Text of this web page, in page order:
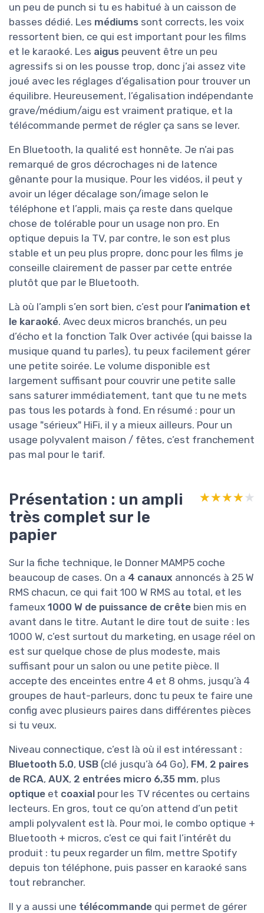
un peu de punch si tu es habitué à un caisson de
basses dédié. Les médiums sont corrects, les voix
ressortent bien, ce qui est important pour les films
et le karaoké. Les aigus peuvent être un peu
agressifs si on les pousse trop, donc j’ai assez vite
joué avec les réglages d’égalisation pour trouver un
équilibre. Heureusement, l’égalisation indépendante
grave/médium/aigu est vraiment pratique, et la
télécommande permet de régler ça sans se lever.
En Bluetooth, la qualité est honnête. Je n’ai pas
remarqué de gros décrochages ni de latence
gênante pour la musique. Pour les vidéos, il peut y
avoir un léger décalage son/image selon le
téléphone et l’appli, mais ça reste dans quelque
chose de tolérable pour un usage non pro. En
optique depuis la TV, par contre, le son est plus
stable et un peu plus propre, donc pour les films je
conseille clairement de passer par cette entrée
plutôt que par le Bluetooth.
Là où l’ampli s’en sort bien, c’est pour l’animation et
le karaoké. Avec deux micros branchés, un peu
d’écho et la fonction Talk Over activée (qui baisse la
musique quand tu parles), tu peux facilement gérer
une petite soirée. Le volume disponible est
largement suffisant pour couvrir une petite salle
sans saturer immédiatement, tant que tu ne mets
pas tous les potards à fond. En résumé : pour un
usage "sérieux" HiFi, il y a mieux ailleurs. Pour un
usage polyvalent maison / fêtes, c’est franchement
pas mal pour le tarif.
Présentation : un ampli
très complet sur le
papier
★★★★★
★★★★★
Sur la fiche technique, le Donner MAMP5 coche
beaucoup de cases. On a 4 canaux annoncés à 25 W
RMS chacun, ce qui fait 100 W RMS au total, et les
fameux 1000 W de puissance de crête bien mis en
avant dans le titre. Autant le dire tout de suite : les
1000 W, c’est surtout du marketing, en usage réel on
est sur quelque chose de plus modeste, mais
suffisant pour un salon ou une petite pièce. Il
accepte des enceintes entre 4 et 8 ohms, jusqu’à 4
groupes de haut-parleurs, donc tu peux te faire une
config avec plusieurs paires dans différentes pièces
si tu veux.
Niveau connectique, c’est là où il est intéressant :
Bluetooth 5.0, USB (clé jusqu’à 64 Go), FM, 2 paires
de RCA, AUX, 2 entrées micro 6,35 mm, plus
optique et coaxial pour les TV récentes ou certains
lecteurs. En gros, tout ce qu’on attend d’un petit
ampli polyvalent est là. Pour moi, le combo optique +
Bluetooth + micros, c’est ce qui fait l’intérêt du
produit : tu peux regarder un film, mettre Spotify
depuis ton téléphone, puis passer en karaoké sans
tout rebrancher.
Il y a aussi une télécommande qui permet de gérer